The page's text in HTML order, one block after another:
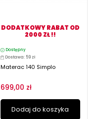
DODATKOWY RABAT OD
2000 ZŁ !!
Dostępny
Dostawa: 59 zł
Materac 140 Simplo
699,00 zł
Dodaj do koszyka